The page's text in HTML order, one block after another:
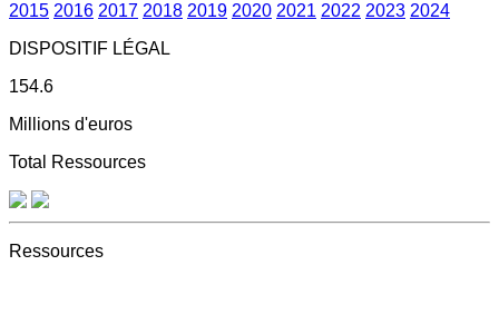
2015 2016 2017 2018 2019 2020 2021 2022 2023 2024
DISPOSITIF LÉGAL
154.6
Millions d'euros
Total Ressources
Ressources